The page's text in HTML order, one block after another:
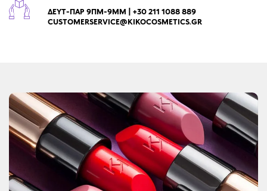
ΔΕΥΤ-ΠΑΡ 9ΠΜ-9ΜΜ | +30 211 1088 889
CUSTOMERSERVICE@KIKOCOSMETICS.GR